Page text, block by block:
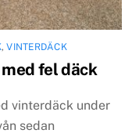
,VINTERDÄCK
fel däck
vinterdäck under
sedan